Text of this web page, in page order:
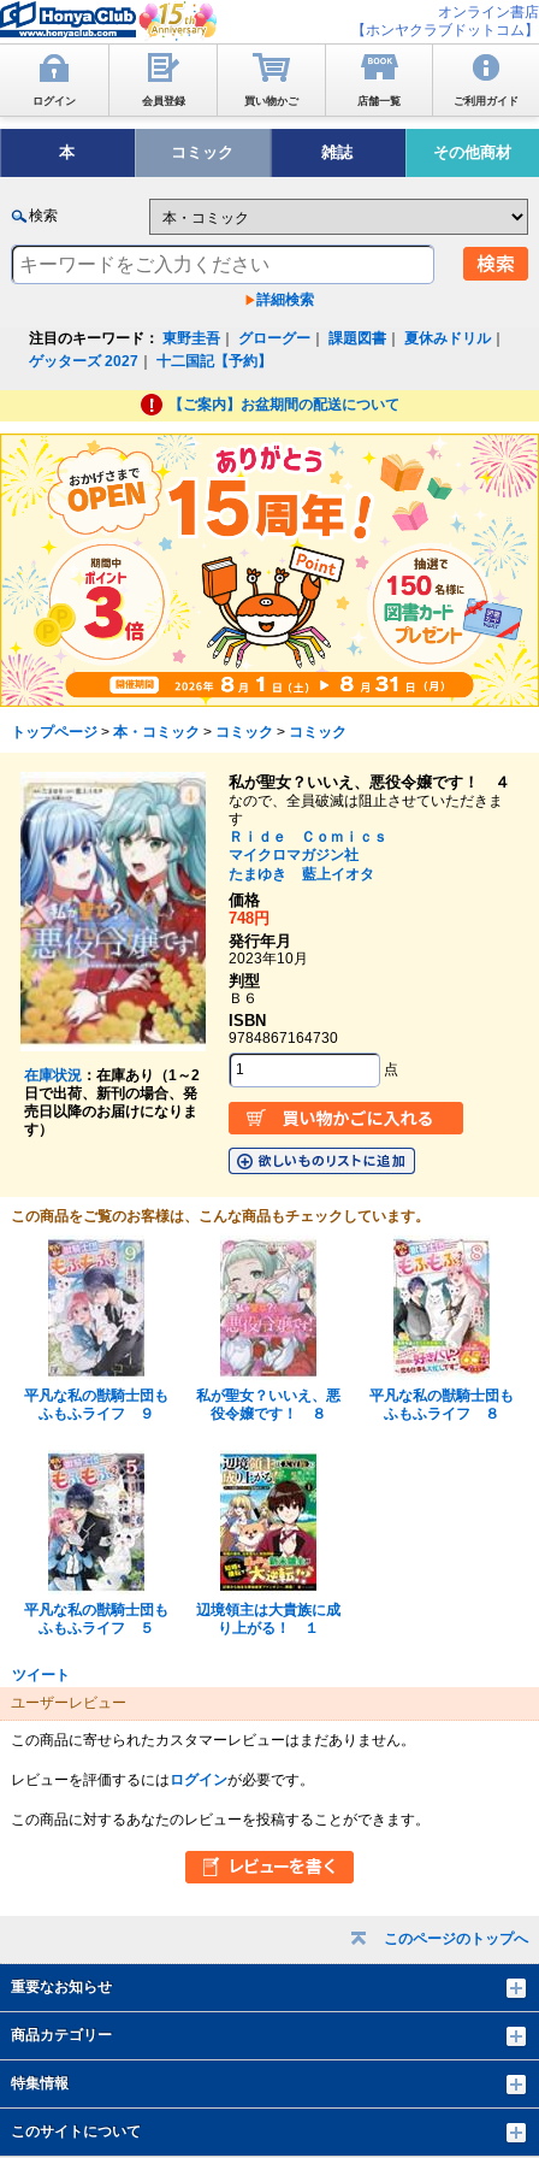
オンライン書店
【ホンヤクラブドットコム】
ログイン 会員登録 買い物かご 店舗一覧 ご利用ガイド
本 コミック 雑誌 その他商材
検索
詳細検索
注目のキーワード： 東野圭吾 グローグー ｜課題図書 ｜夏休みドリル｜
ゲッターズ 2027 ｜十二国記【予約】
【ご案内】お盆期間の配送について
このページのトップへ
重要なお知らせ
商品カテゴリー
特集情報
このサイトについて
トップページ> 本・コミック > コミック > コミック
在庫状況：在庫あり（1～2
日で出荷、新刊の場合、発
売日以降のお届けになりま
す）
私が聖女？いいえ、悪役令嬢です！ ４
なので、全員破滅は阻止させていただきま
す
Ｒｉｄｅ Ｃｏｍｉｃｓ
マイクロマガジン社
たまゆき
藍上イオタ
価格
748円
発行年月
2023年10月
判型
Ｂ６
ISBN
9784867164730
点
この商品をご覧のお客様は、こんな商品もチェックしています。
平凡な私の獣騎士団も
ふもふライフ ９
私が聖女？いいえ、悪
役令嬢です！ ８
平凡な私の獣騎士団も
ふもふライフ ８
平凡な私の獣騎士団も
ふもふライフ ５
辺境領主は大貴族に成
り上がる！ １
ツイート
ユーザーレビュー
この商品に寄せられたカスタマーレビューはまだありません。
レビューを評価するには ログインが必要です。
この商品に対するあなたのレビューを投稿することができます。